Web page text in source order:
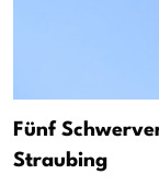
Fünf
Straubing